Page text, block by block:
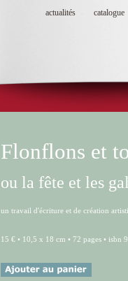
actualités catalogue
Flonflons et
ou la fête et les
un travail d'écriture et de création
15 € • 10,5 x 18 cm • 72 pages •